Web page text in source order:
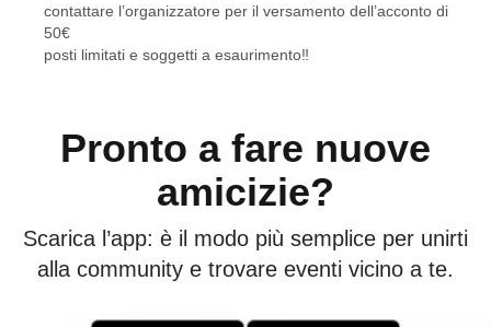
contattare l’organizzatore per il versamento dell’acconto di
50€
posti limitati e soggetti a esaurimento‼️
Pronto a fare nuove
amicizie?
Scarica l’app: è il modo più semplice per unirti
alla community e trovare eventi vicino a te.